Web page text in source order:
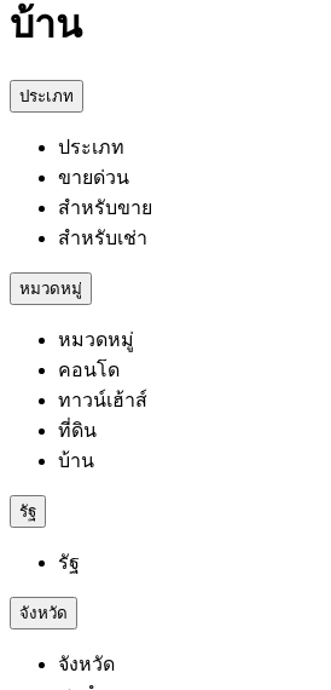
บ้าน
ประเภท
ประเภท
ขายด่วน
สำหรับขาย
สำหรับเช่า
หมวดหมู่
หมวดหมู่
คอนโด
ทาวน์เฮ้าส์
ที่ดิน
บ้าน
รัฐ
รัฐ
จังหวัด
จังหวัด